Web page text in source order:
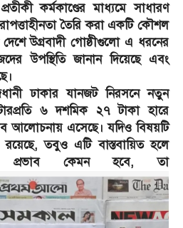
কর্মকাণ্ডের মাধ্যমে সাধারণ
তৈরি করা একটি কৌশল
উগ্রবাদী গোষ্ঠীগুলো এ ধরনের
উপস্থিতি জানান দিয়েছে এবং
ঢাকার যানজট নিরসনে নতুন
৬ দশমিক ২৭ টাকা হারে
আলোচনায় এসেছে। যদিও বিষয়টি
তবুও এটি বাস্তবায়িত হলে
কেমন হবে, তা